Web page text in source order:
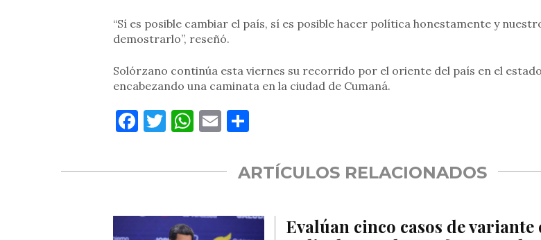
“Sí es posible cambiar el país, sí es posible hacer política honestamente y
demostrarlo”, reseñó.
Solórzano continúa esta viernes su recorrido por el oriente del país en el
encabezando una caminata en la ciudad de Cumaná.
Facebook
Twitter
WhatsApp
EmailCompartir
ARTÍCULOS RELACIONADOS
Evalúan cinco casos de variante